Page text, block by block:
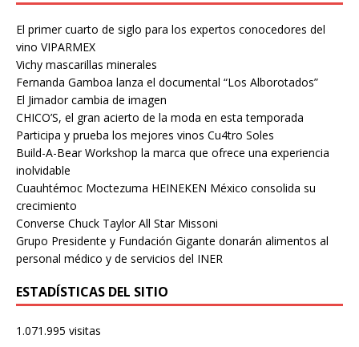
El primer cuarto de siglo para los expertos conocedores del
vino VIPARMEX
Vichy mascarillas minerales
Fernanda Gamboa lanza el documental “Los Alborotados”
El Jimador cambia de imagen
CHICO’S, el gran acierto de la moda en esta temporada
Participa y prueba los mejores vinos Cu4tro Soles
Build-A-Bear Workshop la marca que ofrece una experiencia
inolvidable
Cuauhtémoc Moctezuma HEINEKEN México consolida su
crecimiento
Converse Chuck Taylor All Star Missoni
Grupo Presidente y Fundación Gigante donarán alimentos al
personal médico y de servicios del INER
ESTADÍSTICAS DEL SITIO
1.071.995 visitas